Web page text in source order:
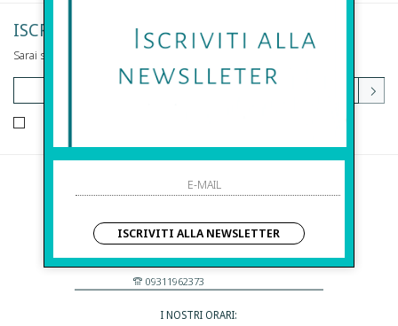
ISCRIVITI ALLA NEWSLETTER
Sarai sempre aggiornato su offerte e promozioni.
Before S.r.l.s.
Via Della Maestranza , 23
96100 Siracusa - Italia
Eshop@apiedinudinelparcoboutique.com
09311962373
I NOSTRI ORARI:
ISCRIVITI ALLA NEWSLETTER